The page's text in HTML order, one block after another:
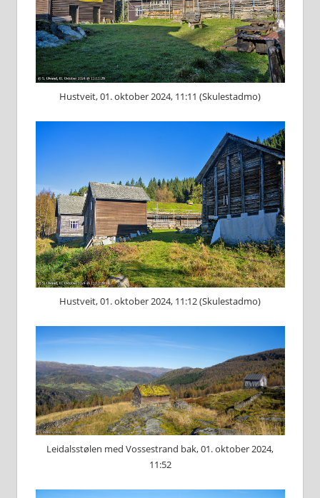
Hustveit, 01. oktober 2024, 11:11 (Skulestadmo)
Hustveit, 01. oktober 2024, 11:12 (Skulestadmo)
Leidalsstølen med Vossestrand bak, 01. oktober 2024,
11:52